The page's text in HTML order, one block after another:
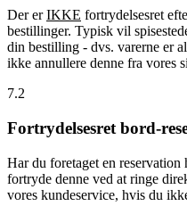
Der erIKKE fortrydelsesret
bestillinger. Typisk vil
din bestilling - dvs. varerne er
ikke annullere denne fra vores
7.2
Fortrydelsesret bord-
Har du foretaget en reservation
fortryde denne ved at ringe
vores kundeservice, hvis du